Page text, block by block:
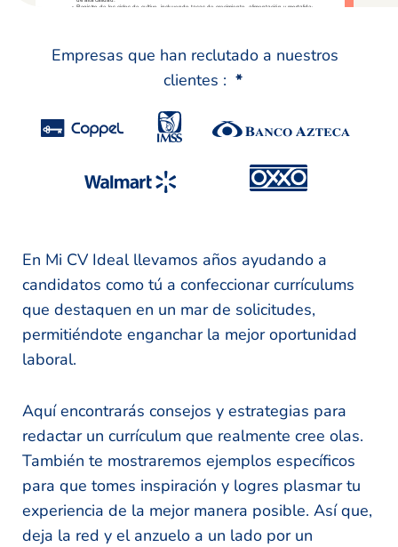
Empresas que han reclutado a nuestros
clientes : *
En Mi CV Ideal llevamos años ayudando a
candidatos como tú a confeccionar currículums
que destaquen en un mar de solicitudes,
permitiéndote enganchar la mejor oportunidad
laboral.
Aquí encontrarás consejos y estrategias para
redactar un currículum que realmente cree olas.
También te mostraremos ejemplos específicos
para que tomes inspiración y logres plasmar tu
experiencia de la mejor manera posible. Así que,
deja la red y el anzuelo a un lado por un